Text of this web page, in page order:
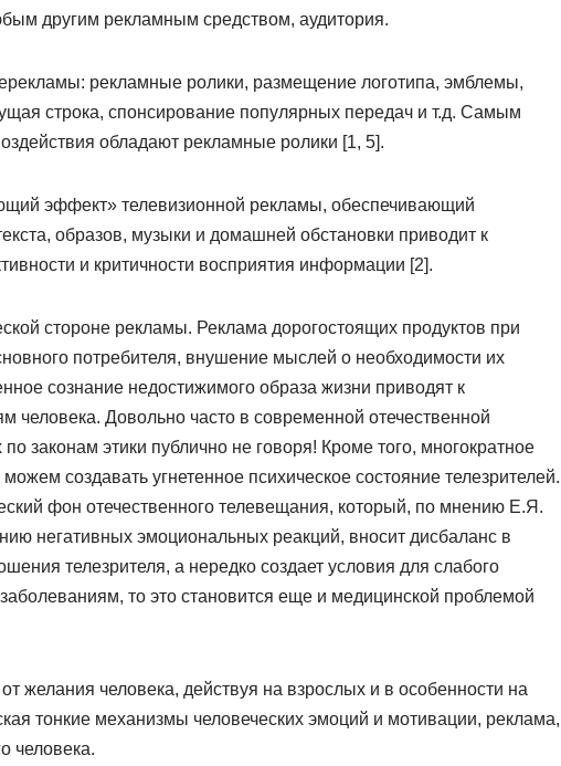
другим рекламным средством, аудитория.
рекламные ролики, размещение логотипа, эмблемы,
строка, спонсирование популярных передач и т.д. Самым
обладают рекламные ролики [1, 5].
эффект» телевизионной рекламы, обеспечивающий
образов, музыки и домашней обстановки приводит к
и критичности восприятия информации [2].
стороне рекламы. Реклама дорогостоящих продуктов при
потребителя, внушение мыслей о необходимости их
сознание недостижимого образа жизни приводят к
человека. Довольно часто в современной отечественной
законам этики публично не говоря! Кроме того, многократное
создавать угнетенное психическое состояние телезрителей.
фон отечественного телевещания, который, по мнению Е.Я.
негативных эмоциональных реакций, вносит дисбаланс в
телезрителя, а нередко создает условия для слабого
то это становится еще и медицинской проблемой
желания человека, действуя на взрослых и в особенности на
тонкие механизмы человеческих эмоций и мотивации, реклама,
человека.